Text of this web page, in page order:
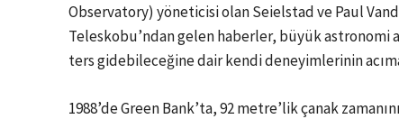
Observatory) yöneticisi olan Seielstad ve Paul
Teleskobu’ndangelen haberler, büyük astronomi
ters gidebileceğine dair kendi deneyimlerinin
1988’de Green Bank’ta, 92 metre’lik çanak